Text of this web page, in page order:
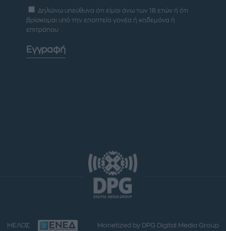
Δηλώνω υπεύθυνα ότι είμαι άνω των 18 ετών ή ότι
βρίσκομαι υπό την εποπτεία γονέα ή κηδεμόνα ή
επιτρόπου
Εγγραφή
ΜΕΛΟΣ Monetized by DPG Digital Media Group